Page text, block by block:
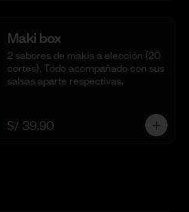
Maki box
2 sabores de makis a elección (20
cortes). Todo acompañado con sus
salsas aparte respectivas.
S/ 39.90